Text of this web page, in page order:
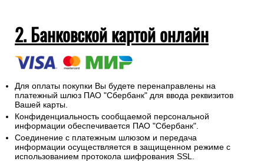
2. Банковской картой онлайн
Для оплаты покупки Вы будете перенаправлены на
платежный шлюз ПАО "Сбербанк" для ввода реквизитов
Вашей карты.
Конфиденциальность сообщаемой персональной
информации обеспечивается ПАО "Сбербанк".
Соединение с платежным шлюзом и передача
информации осуществляется в защищенном режиме с
использованием протокола шифрования SSL.